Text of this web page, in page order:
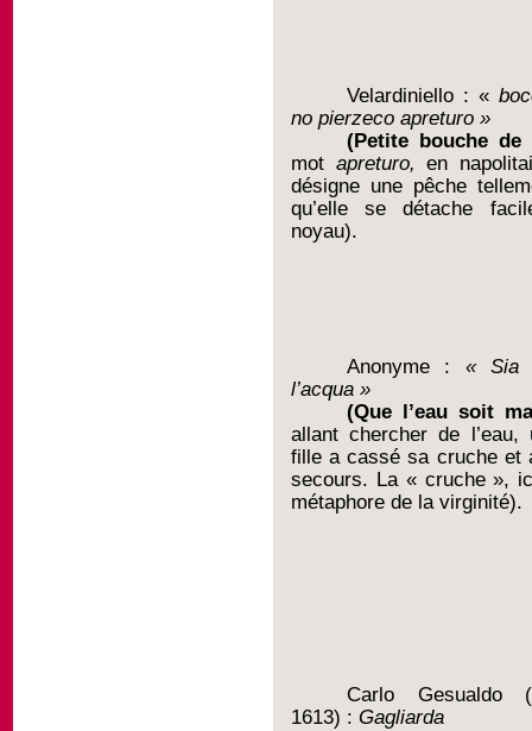
Velardiniello : «
no pierzeco apreturo »
(Petite bouche de
mot apreturo, en
désigne une pêche
qu’elle se détache
noyau).
Anonyme : « Sia
l’acqua »
(Que l’eau soit
allant chercher de l’eau,
fille a cassé sa cruche et
secours. La « cruche »,
métaphore de la virginité).
Carlo Gesualdo
1613) : Gagliarda